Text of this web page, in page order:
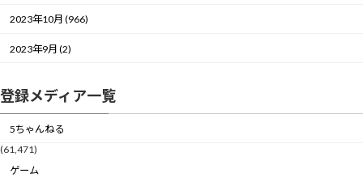
2023年10月 (966)
2023年9月 (2)
登録メディア一覧
5ちゃんねる
(61,471)
ゲーム